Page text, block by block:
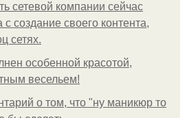
сетевой компании сейчас
создание своего контента,
сетях.
особенной красотой,
весельем!
о том, что "ну маникюр то